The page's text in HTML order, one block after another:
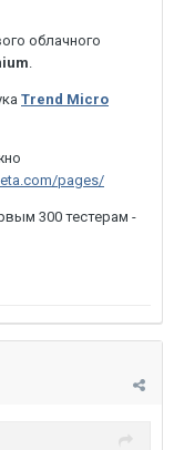
облачного
.
Trend Micro
pages/
300 тестерам -